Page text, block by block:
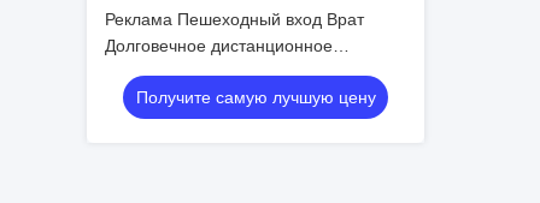
Реклама Пешеходный вход Врат
Долговечное дистанционное
управление с проверкой IC-карты
Получите самую лучшую цену